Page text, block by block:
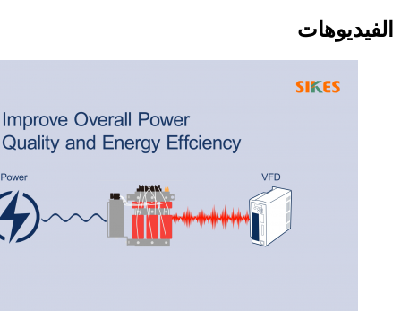
الفيديوهات